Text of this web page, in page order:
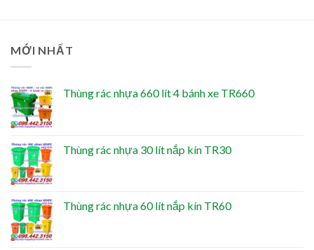
MỚI NHẤT
Thùng rác nhựa 660 lít 4 bánh xe TR660
Thùng rác nhựa 30 lít nắp kín TR30
Thùng rác nhựa 60 lít nắp kín TR60